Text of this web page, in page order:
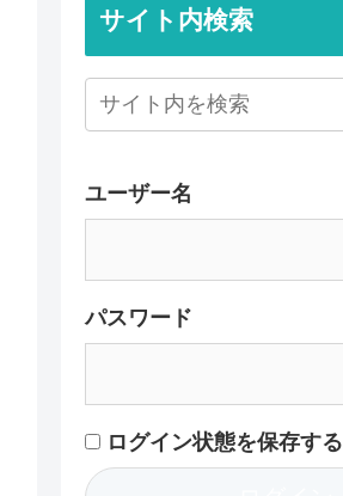
サイト内検索
ユーザー名
パスワード
ログイン状態を保存する